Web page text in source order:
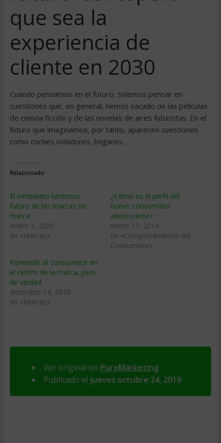
que sea la
experiencia de
cliente en 2030
Cuando pensamos en el futuro, solemos pensar en
cuestiones que, en general, hemos sacado de las películas
de ciencia ficción y de las novelas de aires futuristas. En el
futuro que imaginamos, por tanto, aparecen cuestiones
como coches voladores, hogares…
Relacionado
El inmediato luminoso
futuro de las marcas sin
marca
enero 3, 2020
En «Marcas»
¿Cómo es el perfil del
nuevo consumidor
adolescente?
enero 17, 2014
En «Comportamiento del
Consumidor»
Poniendo al consumidor en
el centro de la marca, pero
de verdad
diciembre 14, 2018
En «Marcas»
Ver original en PuroMarketing
Publicado el jueves octubre 24, 2019